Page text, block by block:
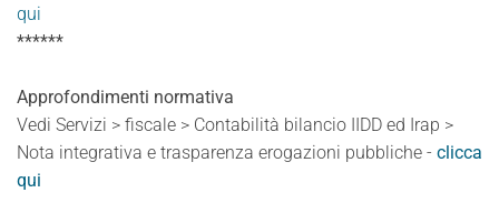
qui
******
Approfondimenti normativa
Vedi Servizi > fiscale > Contabilità bilancio IIDD ed Irap >
Nota integrativa e trasparenza erogazioni pubbliche - clicca
qui